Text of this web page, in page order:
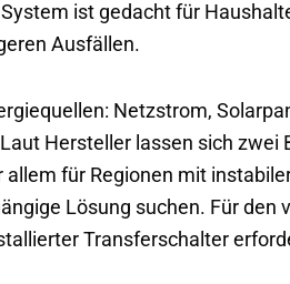
ist gedacht für
Ausfällen.
Netzstrom,
Hersteller lassen sich zwei
für Regionen mit
Lösung suchen. Für den
Transferschalter